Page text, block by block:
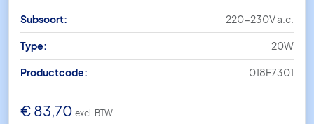
Subsoort: 220-230V a.c.
Type: 20W
Productcode: 018F7301
€ 83,70 excl. BTW